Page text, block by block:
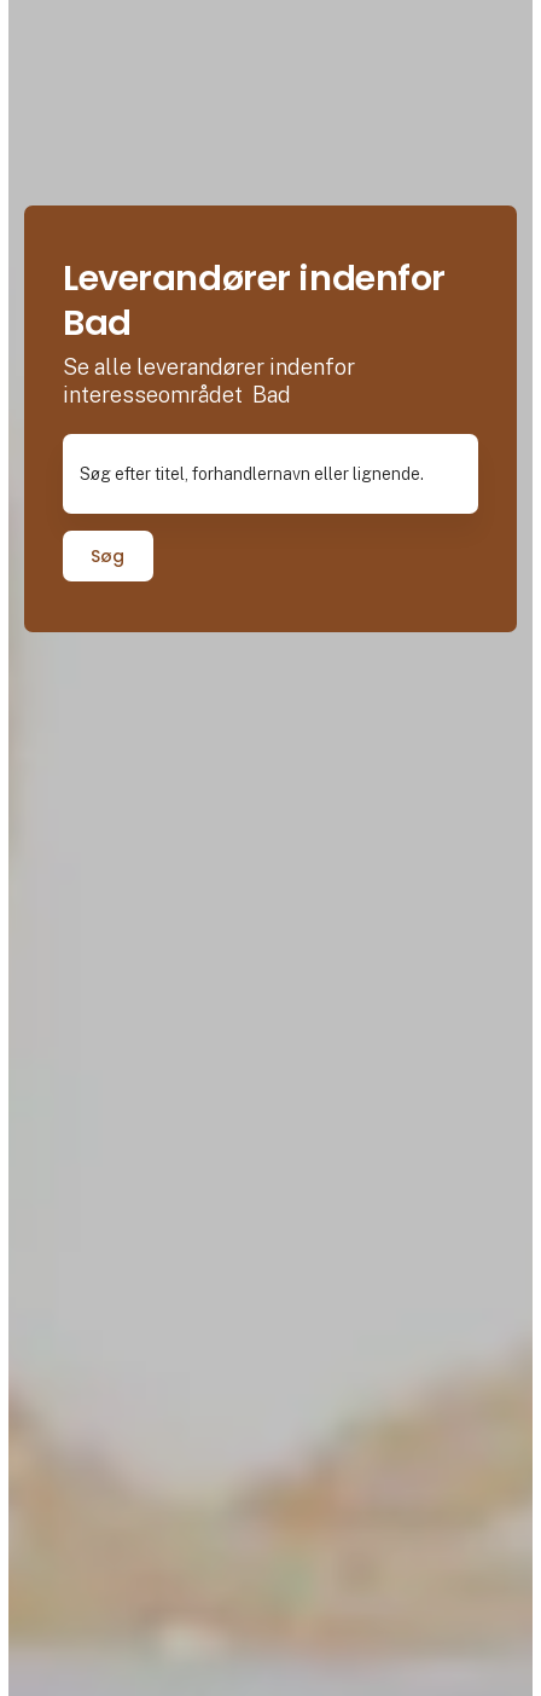
Leverandører indenfor
Bad
Se alle leverandører indenfor
interesseområdet Bad
Søg efter titel, forhandlernavn eller lignende.
Søg